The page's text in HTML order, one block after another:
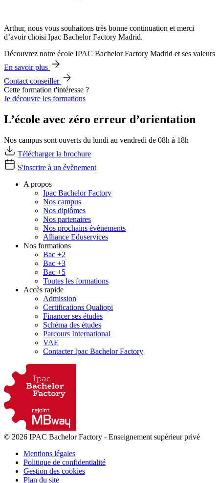
Arthur, nous vous souhaitons très bonne continuation et merci
d’avoir choisi Ipac Bachelor Factory Madrid.
Découvrez notre école IPAC Bachelor Factory Madrid et ses valeurs
En savoir plus
Contact conseiller
Cette formation t'intéresse ?
Je découvre les formations
L’école avec zéro erreur d’orientation
Nos campus sont ouverts du lundi au vendredi de 08h à 18h
Télécharger la brochure
S'inscrire à un évènement
A propos
Ipac Bachelor Factory
Nos campus
Nos diplômes
Nos partenaires
Nos prochains évènements
Alliance Eduservices
Nos formations
Bac +2
Bac +3
Bac +5
Toutes les formations
Accès rapide
Admission
Certifications Qualiopi
Financer ses études
Schéma des études
Parcours International
VAE
Contacter Ipac Bachelor Factory
© 2026 IPAC Bachelor Factory - Enseignement supérieur privé
Mentions légales
Politique de confidentialité
Gestion des cookies
Plan du site